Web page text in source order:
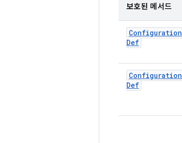
보호된 메서드
Configuration
Def
Configuration
Def